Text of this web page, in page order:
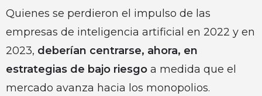
Quienes se perdieron el impulso de las
empresas de inteligencia artificial en 2022 y en
2023, deberían centrarse, ahora, en
estrategias de bajo riesgo a medida que el
mercado avanza hacia los monopolios.